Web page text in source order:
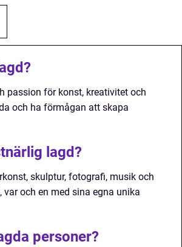
passion för konst, kreativitet och
och ha förmågan att skapa
lagd?
skulptur, fotografi, musik och
och en med sina egna unika
personer?